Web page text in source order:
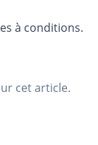
à conditions.
cet article.